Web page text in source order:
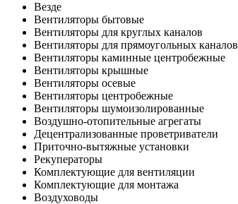
Везде
Вентиляторы бытовые
Вентиляторы для круглых каналов
Вентиляторы для прямоугольных каналов
Вентиляторы каминные центробежные
Вентиляторы крышные
Вентиляторы осевые
Вентиляторы центробежные
Вентиляторы шумоизолированные
Воздушно-отопительные агрегаты
Децентрализованные проветриватели
Приточно-вытяжные установки
Рекуператоры
Комплектующие для вентиляции
Комплектующие для монтажа
Воздуховоды